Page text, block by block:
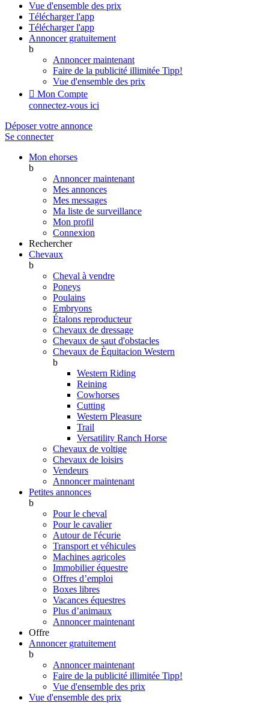
Vue d'ensemble des prix
Télécharger l'app
Télécharger l'app
Annoncer gratuitement
b
Annoncer maintenant
Faire de la publicité illimitée Tipp!
Vue d'ensemble des prix
 Mon Compte
connectez-vous ici
Déposer votre annonce
Se connecter
Mon ehorses
b
Annoncer maintenant
Mes annonces
Mes messages
Ma liste de surveillance
Mon profil
Connexion
Rechercher
Chevaux
b
Cheval à vendre
Poneys
Poulains
Embryons
Étalons reproducteur
Chevaux de dressage
Chevaux de saut d'obstacles
Chevaux de Èquitacion Western
b
Western Riding
Reining
Cowhorses
Cutting
Western Pleasure
Trail
Versatility Ranch Horse
Chevaux de voltige
Chevaux de loisirs
Vendeurs
Annoncer maintenant
Petites annonces
b
Pour le cheval
Pour le cavalier
Autour de l'écurie
Transport et véhicules
Machines agricoles
Immobilier équestre
Offres d’emploi
Boxes libres
Vacances équestres
Plus d’animaux
Annoncer maintenant
Offre
Annoncer gratuitement
b
Annoncer maintenant
Faire de la publicité illimitée Tipp!
Vue d'ensemble des prix
Vue d'ensemble des prix